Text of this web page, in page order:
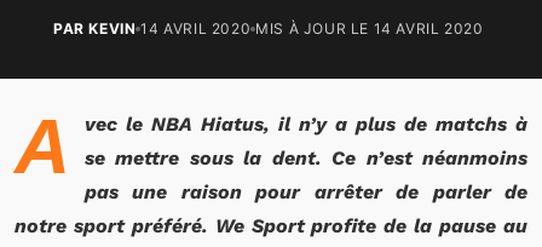
PAR KEVIN 14 AVRIL 2020 MIS À JOUR LE 14 AVRIL 2020
A
vec le NBA Hiatus, il n’y a plus de matchs à
se mettre sous la dent. Ce n’est néanmoins
pas une raison pour arrêter de parler de
notre sport préféré. We Sport profite de la pause au